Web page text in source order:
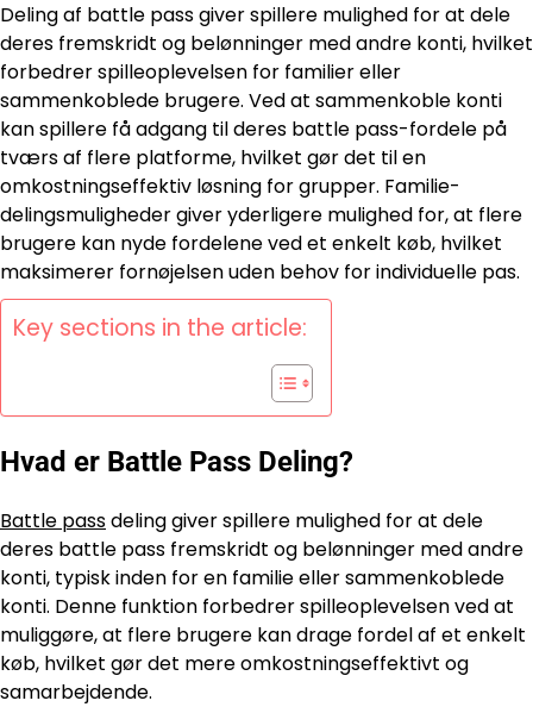
Deling af battle pass giver spillere mulighed for at dele
deres fremskridt og belønninger med andre konti, hvilket
forbedrer spilleoplevelsen for familier eller
sammenkoblede brugere. Ved at sammenkoble konti
kan spillere få adgang til deres battle pass-fordele på
tværs af flere platforme, hvilket gør det til en
omkostningseffektiv løsning for grupper. Familie-
delingsmuligheder giver yderligere mulighed for, at flere
brugere kan nyde fordelene ved et enkelt køb, hvilket
maksimerer fornøjelsen uden behov for individuelle pas.
Key sections in the article:
Hvad er Battle Pass Deling?
Battle passdeling giver spillere mulighed for at dele
deres battle pass fremskridt og belønninger med andre
konti, typisk inden for en familie eller sammenkoblede
konti. Denne funktion forbedrer spilleoplevelsen ved at
muliggøre, at flere brugere kan drage fordel af et enkelt
køb, hvilket gør det mere omkostningseffektivt og
samarbejdende.